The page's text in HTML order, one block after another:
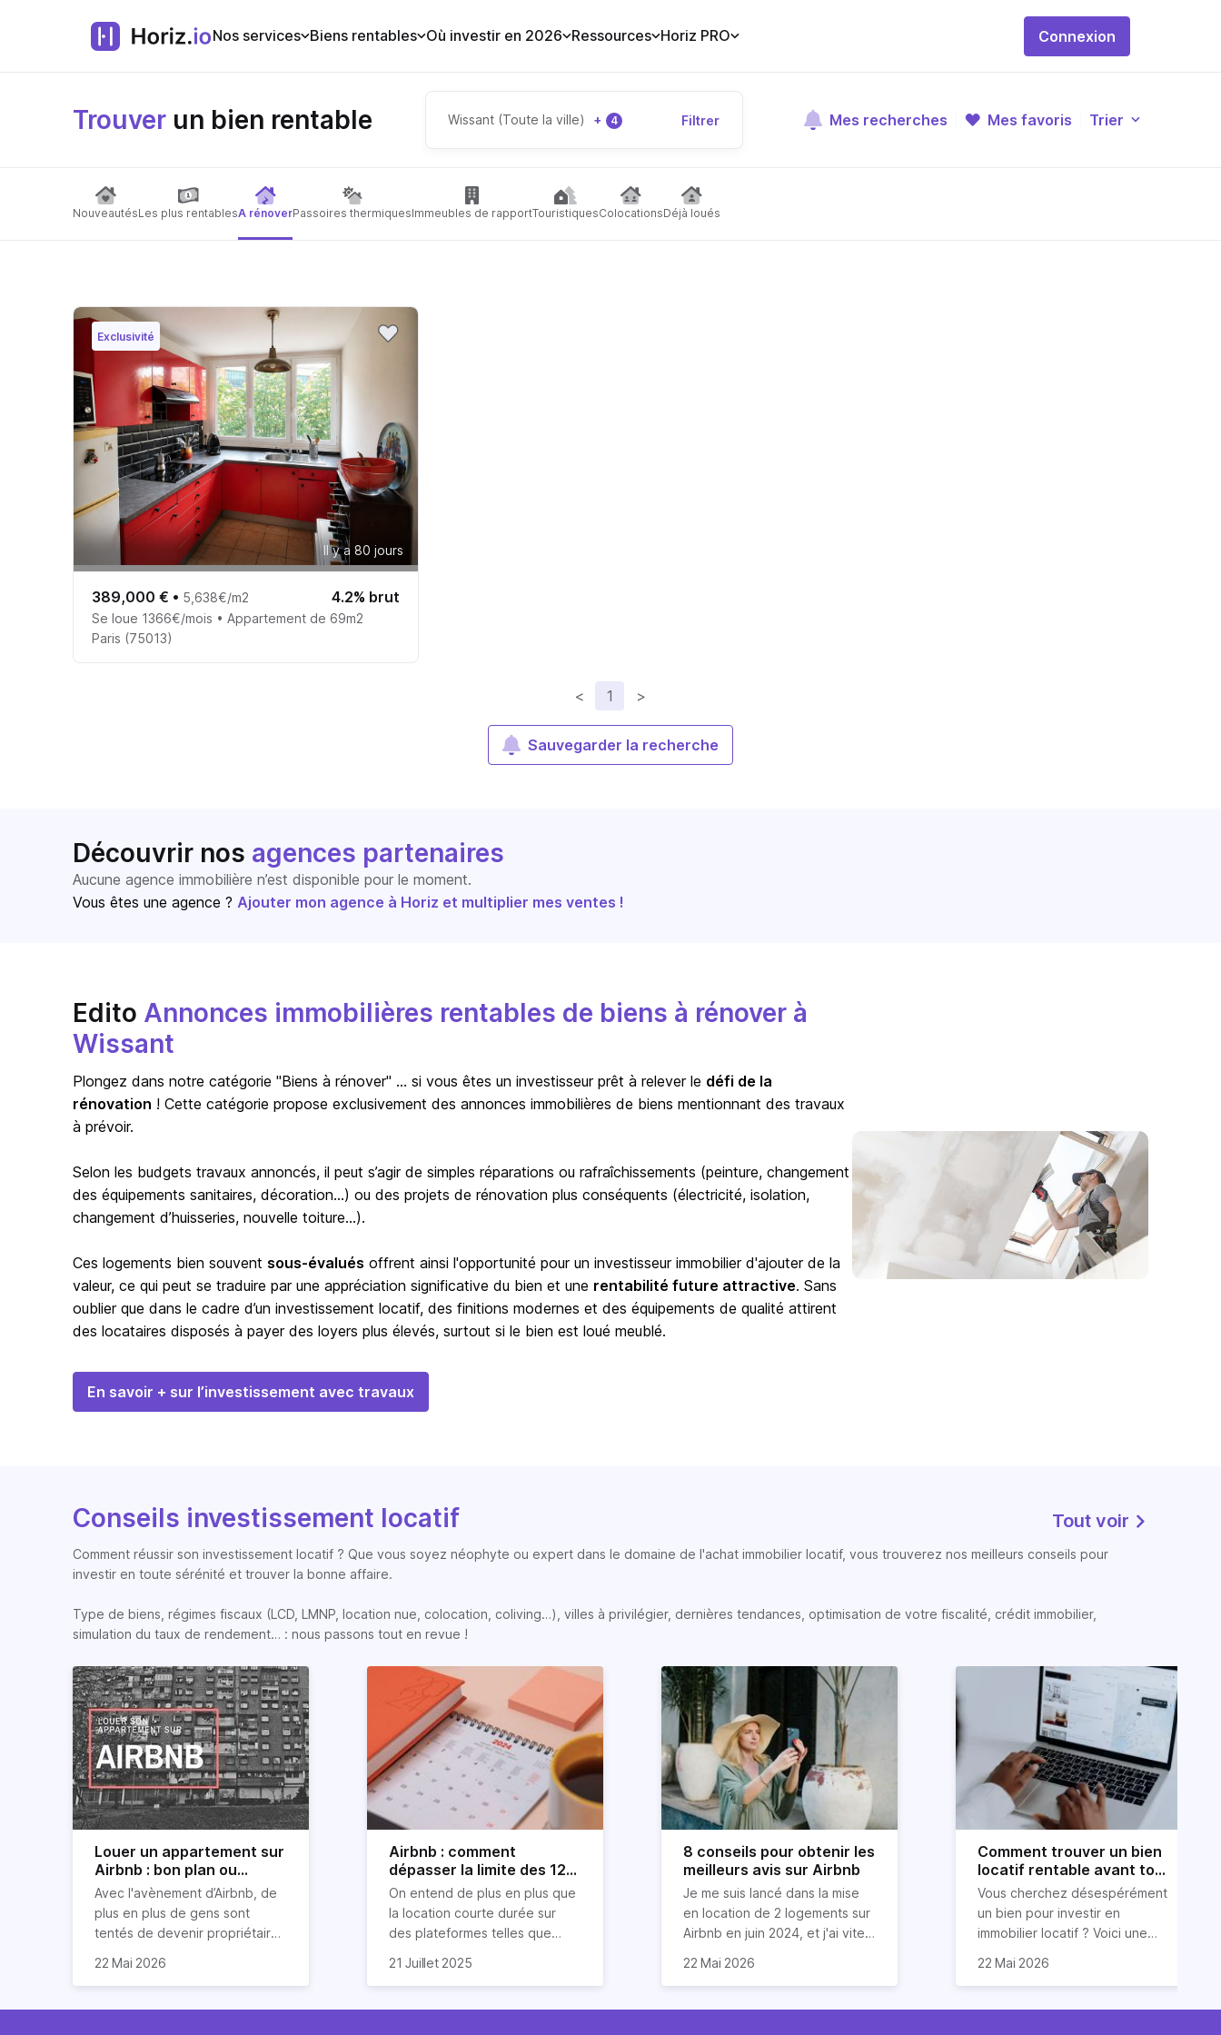
Nos services Biens rentables Où investir en 2026 Ressources Horiz PRO Connexion
Trouver un bien rentable Wissant (Toute la ville) + 4 Filtrer Mes recherches Mes favoris Trier
NouveautésLes plus rentablesA rénoverPassoires thermiquesImmeubles de rapportTouristiquesColocationsDéjà loués
Exclusivité
Il y a 80 jours
389,000 € • 5,638€/m2 4.2% brut
Se loue 1366€/mois • Appartement de 69m2
Paris (75013)
< 1 >
Sauvegarder la recherche
Découvrir nos agences partenaires
Aucune agence immobilière n’est disponible pour le moment.
Vous êtes une agence ? Ajouter mon agence à Horiz et multiplier mes ventes !
Edito Annonces immobilières rentables de biens à rénover à
Wissant
Plongez dans notre catégorie "Biens à rénover" … si vous êtes un investisseur prêt à relever le défi de la
rénovation ! Cette catégorie propose exclusivement des annonces immobilières de biens mentionnant des travaux
à prévoir.
Selon les budgets travaux annoncés, il peut s’agir de simples réparations ou rafraîchissements (peinture, changement
des équipements sanitaires, décoration…) ou des projets de rénovation plus conséquents (électricité, isolation,
changement d’huisseries, nouvelle toiture…).
Ces logements bien souvent sous-évalués offrent ainsi l'opportunité pour un investisseur immobilier d'ajouter de la
valeur, ce qui peut se traduire par une appréciation significative du bien et une rentabilité future attractive. Sans
oublier que dans le cadre d’un investissement locatif, des finitions modernes et des équipements de qualité attirent
des locataires disposés à payer des loyers plus élevés, surtout si le bien est loué meublé.
En savoir + sur l’investissement avec travaux
Conseils investissement locatif Tout voir
Comment réussir son investissement locatif ? Que vous soyez néophyte ou expert dans le domaine de l'achat immobilier locatif, vous trouverez nos meilleurs conseils pour
investir en toute sérénité et trouver la bonne affaire.
Type de biens, régimes fiscaux (LCD, LMNP, location nue, colocation, coliving…), villes à privilégier, dernières tendances, optimisation de votre fiscalité, crédit immobilier,
simulation du taux de rendement… : nous passons tout en revue !
Louer un appartement sur
Airbnb : bon plan ou
mauvaise idée
Avec l'avènement d’Airbnb, de
plus en plus de gens sont
tentés de devenir propriétaires
Paris qui sont des meublés
22 Mai 2026
Airbnb : comment
dépasser la limite des 120
jours ?
On entend de plus en plus que
la location courte durée sur
des plateformes telles que
cou aux idées reçues sur
bien entendu) pour louer sur
21 Juillet 2025
8 conseils pour obtenir les
meilleurs avis sur Airbnb
Je me suis lancé dans la mise
en location de 2 logements sur
Airbnb en juin 2024, et j'ai vite
exceptionnels, une
étoiles de la part de vos
22 Mai 2026
Comment trouver un bien
locatif rentable avant tout
le monde ?
Vous cherchez désespérément
un bien pour investir en
immobilier locatif ? Voici une
monde. Et cerise sur le gâteau :
22 Mai 2026